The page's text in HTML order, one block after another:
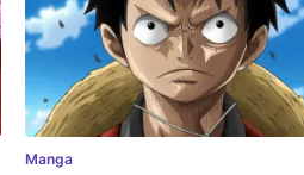
Manga